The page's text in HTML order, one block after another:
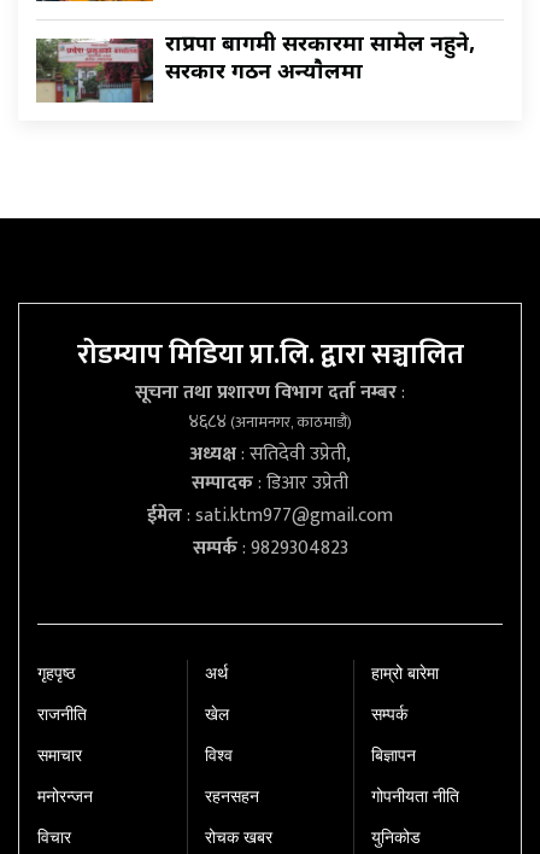
राप्रपा बागमी सरकारमा सामेल नहुने,
सरकार गठन अन्याैलमा
रोडम्याप मिडिया प्रा.लि. द्वारा सञ्चालित
सूचना तथा प्रशारण विभाग दर्ता नम्बर:
४६८४(अनामनगर, काठमाडौं)
अध्यक्ष: सतिदेवी उप्रेती,
सम्पादक: डिआर उप्रेती
ईमेल:sati.ktm977@gmail.com
सम्पर्क: 9829304823
गृहपृष्‍ठ
राजनीति
समाचार
मनोरन्जन
विचार
अर्थ
खेल
विश्व
रहनसहन
रोचक खबर
हाम्रो बारेमा
सम्पर्क
बिज्ञापन
गोपनीयता नीति
युनिकोड